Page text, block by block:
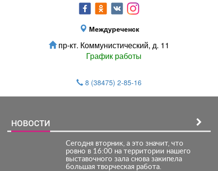
Междуреченск
пр-кт. Коммунистический, д. 11
График работы
8 (38475) 2-85-16
НОВОСТИ
Сегодня вторник, а это значит, что
ровно в 16:00 на территории нашего
выставочного зала снова закипела
большая творческая работа.